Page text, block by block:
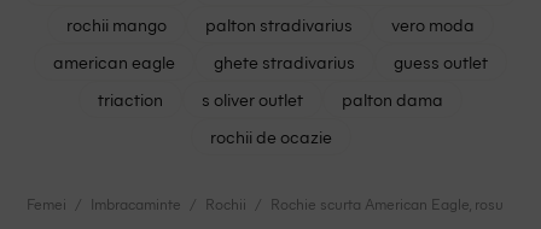
rochii mango
palton stradivarius
vero moda
american eagle
ghete stradivarius
guess outlet
triaction
s oliver outlet
palton dama
rochii de ocazie
Femei Imbracaminte Rochii Rochie scurta American Eagle, rosu